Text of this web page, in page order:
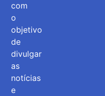
com
o
objetivo
de
divulgar
as
notícias
e